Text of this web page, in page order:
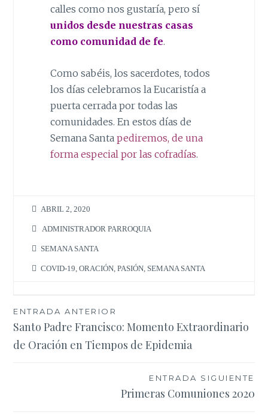
calles como nos gustaría, pero sí
unidos desde nuestras casas
como comunidad de fe.
Como sabéis, los sacerdotes, todos
los días celebramos la Eucaristía a
puerta cerrada por todas las
comunidades. En estos días de
Semana Santa pediremos, de una
forma especial por las cofradías.
ABRIL 2, 2020
ADMINISTRADOR PARROQUIA
SEMANA SANTA
COVID-19 ,ORACIÓN ,PASIÓN SEMANA SANTA
Navegación
de
ENTRADA ANTERIOR
Santo Padre Francisco: Momento Extraordinario
de Oración en Tiempos de Epidemia
ENTRADA SIGUIENTE
Primeras Comuniones 2020